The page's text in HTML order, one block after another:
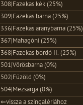
308|Fazekas kék (25%)
309|Fazekas barna (25%)
336|Fazekas aranybarna (25%)
367|Mahagóni (25%)
368|Fazekas bordó II. (25%)
501|Vörösbarna (0%)
502|Fűzöld (0%)
504|Mézsárga (0%)
⇐vissza a színgalériához